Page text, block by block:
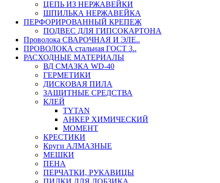
ЦЕПЬ ИЗ НЕРЖАВЕЙКИ
ШПИЛЬКА НЕРЖАВЕЙКА
ПЕРФОРИРОВАННЫЙ КРЕПЕЖ
ПОДВЕС ДЛЯ ГИПСОКАРТОНА
Проволока СВАРОЧНАЯ И ЭЛЕ..
ПРОВОЛОКА стальная ГОСТ 3..
РАСХОДНЫЕ МАТЕРИАЛЫ
ВД СМАЗКА WD-40
ГЕРМЕТИКИ
ДИСКОВАЯ ПИЛА
ЗАЩИТНЫЕ СРЕДСТВА
КЛЕЙ
TYTAN
АНКЕР ХИМИЧЕСКИЙ
МОМЕНТ
КРЕСТИКИ
Круги АЛМАЗНЫЕ
МЕШКИ
ПЕНА
ПЕРЧАТКИ, РУКАВИЦЫ
ПИЛКИ ДЛЯ ЛОБЗИКА